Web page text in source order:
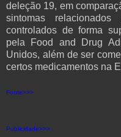
deleção 19, em
sintomas
controlados de forma
pela Food and Drug
Unidos, além de ser
certos medicamentos na
Fonte>>>
Publicidade>>>